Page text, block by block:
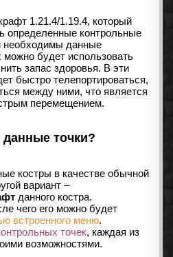
1.21.4/1.19.4, который
определенные контрольные
необходимы данные
можно будет использовать
запас здоровья. В эти
быстро телепортироваться,
между ними, что является
перемещением.
данные точки?
костры в качестве обычной
вариант –
данного костра.
чего его можно будет
встроенного меню.
точек, каждая из
возможностями.